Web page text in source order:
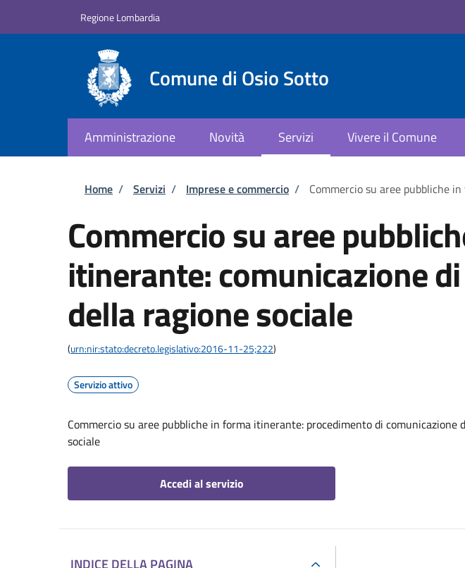
Regione Lombardia
Comune di Osio Sotto
Amministrazione Novità Servizi Vivere il Comune
Briciole di pane
Home / Servizi / Imprese e commercio / Commercio su aree pubbliche
Commercio su aree
itinerante: comunicazione
della ragione sociale
(urn:nir:stato:decreto.legislativo:2016-11-25;222)
Servizio attivo
Commercio su aree pubbliche in forma itinerante: procedimento di comunicazione
sociale
Accedi al servizio
INDICE DELLA PAGINA